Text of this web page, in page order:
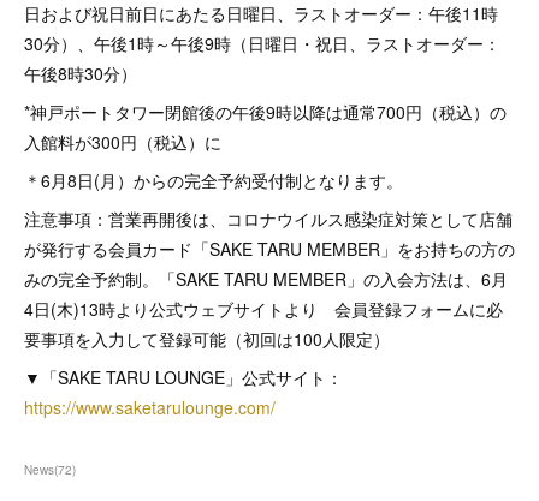
日および祝日前日にあたる日曜日、ラストオーダー：午後11時
30分）、午後1時～午後9時（日曜日・祝日、ラストオーダー：
午後8時30分）
*神戸ポートタワー閉館後の午後9時以降は通常700円（税込）の
入館料が300円（税込）に
＊6月8日(月）からの完全予約受付制となります。
注意事項：営業再開後は、コロナウイルス感染症対策として店舗
が発行する会員カード「SAKE TARU MEMBER」をお持ちの方の
みの完全予約制。「SAKE TARU MEMBER」の入会方法は、6月
4日(木)13時より公式ウェブサイトより 会員登録フォームに必
要事項を入力して登録可能（初回は100人限定）
▼「SAKE TARU LOUNGE」公式サイト：
https://www.saketarulounge.com/
News(72)